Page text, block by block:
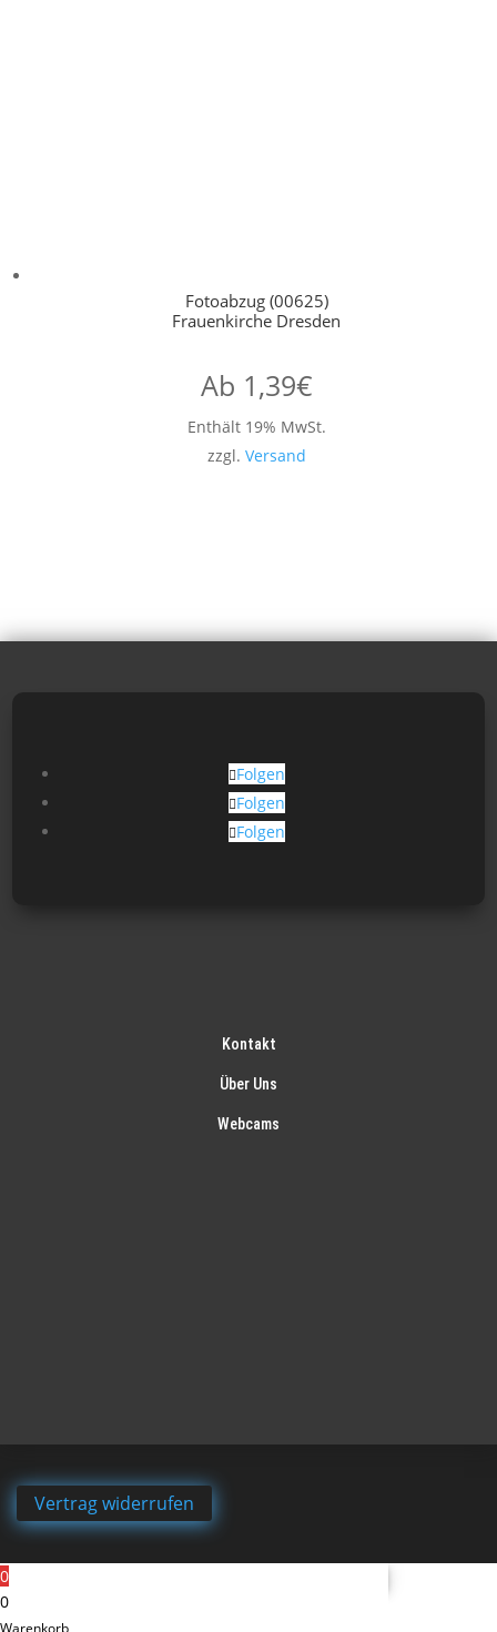
Fotoabzug (00625)
Frauenkirche Dresden
Ab 1,39€
Enthält 19% MwSt.
zzgl. Versand
Folgen
Folgen
Folgen
Kontakt
Über Uns
Webcams
Vertrag widerrufen
0
0